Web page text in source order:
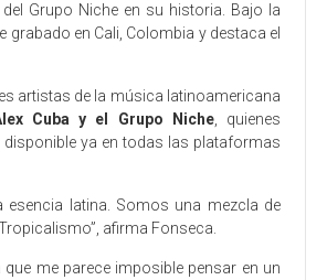
Grupo Niche en su historia. Bajo la
en Cali, Colombia y destaca el
artistas de la música latinoamericana
Cuba y el Grupo Niche, quienes
ya en todas las plataformas
esencia latina. Somos una mezcla de
afirma Fonseca.
me parece imposible pensar en un